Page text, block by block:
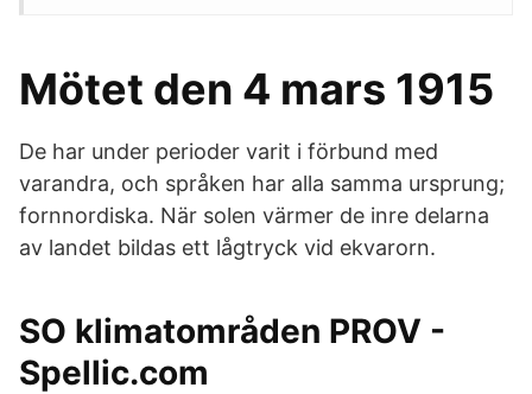
Mötet den 4 mars 1915
De har under perioder varit i förbund med
varandra, och språken har alla samma ursprung;
fornnordiska. När solen värmer de inre delarna
av landet bildas ett lågtryck vid ekvarorn.
SO klimatområden PROV -
Spellic.com